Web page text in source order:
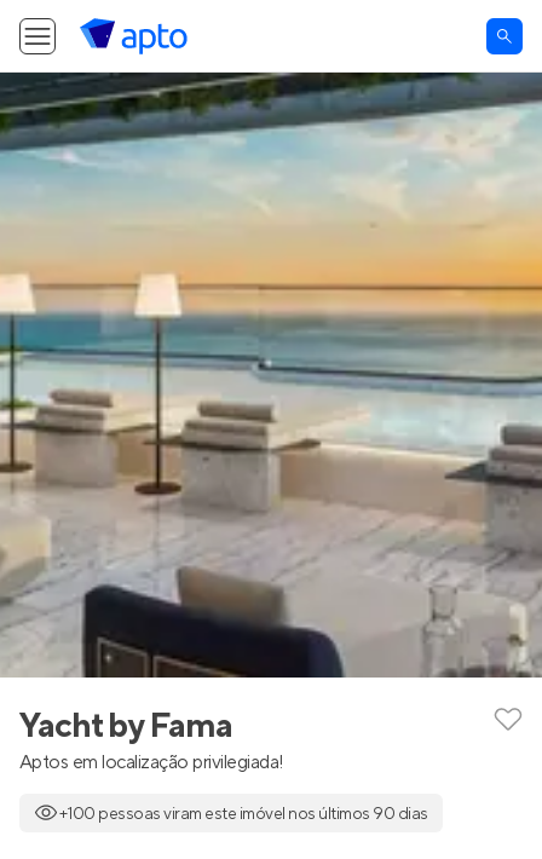
Yacht by Fama
Aptos em localização privilegiada!
+100 pessoas viram este imóvel nos últimos 90 dias